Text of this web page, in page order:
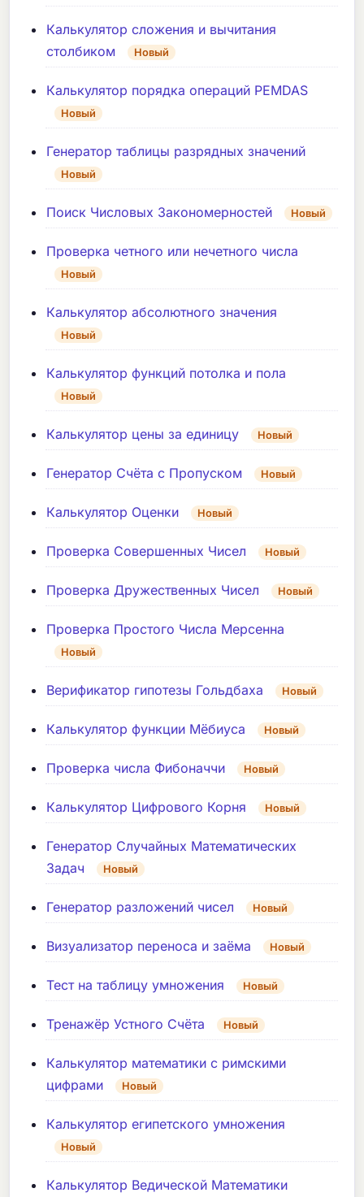
Калькулятор сложения и вычитания
столбиком
Новый
Калькулятор порядка операций PEMDAS
Новый
Генератор таблицы разрядных значений
Новый
Поиск Числовых Закономерностей Новый
Проверка четного или нечетного числа
Новый
Калькулятор абсолютного значения
Новый
Калькулятор функций потолка и пола
Новый
Калькулятор цены за единицу Новый
Генератор Счёта с Пропуском Новый
Калькулятор Оценки Новый
Проверка Совершенных Чисел Новый
Проверка Дружественных Чисел Новый
Проверка Простого Числа Мерсенна
Новый
Верификатор гипотезы Гольдбаха Новый
Калькулятор функции Мёбиуса Новый
Проверка числа Фибоначчи Новый
Калькулятор Цифрового Корня Новый
Генератор Случайных Математических
Задач
Новый
Генератор разложений чисел Новый
Визуализатор переноса и заёма Новый
Тест на таблицу умножения Новый
Тренажёр Устного Счёта Новый
Калькулятор математики с римскими
цифрами
Новый
Калькулятор египетского умножения
Новый
Калькулятор Ведической Математики